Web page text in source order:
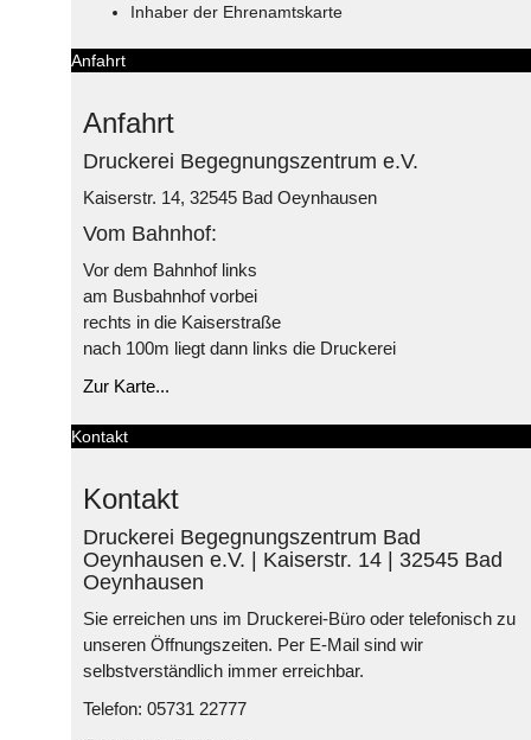
Inhaber der Ehrenamtskarte
Anfahrt
Anfahrt
Druckerei Begegnungszentrum e.V.
Kaiserstr. 14, 32545 Bad Oeynhausen
Vom Bahnhof:
Vor dem Bahnhof links
am Busbahnhof vorbei
rechts in die Kaiserstraße
nach 100m liegt dann links die Druckerei
Zur Karte...
Kontakt
Kontakt
Druckerei Begegnungszentrum Bad
Oeynhausen e.V. | Kaiserstr. 14 | 32545 Bad
Oeynhausen
Sie erreichen uns im Druckerei-Büro oder telefonisch zu
unseren Öffnungszeiten. Per E-Mail sind wir
selbstverständlich immer erreichbar.
Telefon: 05731 22777